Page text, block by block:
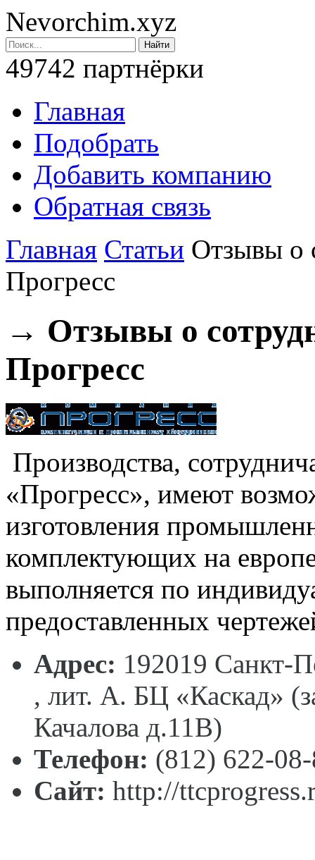
Nevorchim.xyz
49742 партнёрки
Главная
Подобрать
Добавить компанию
Обратная связь
Главная Статьи Отзывы о
Прогресс
→ Отзывы о
Прогресс
Производства,
«Прогресс», имеют
изготовления
комплектующих на
выполняется по
предоставленных
Адрес: 192019 Санкт-
, лит. А. БЦ «Каскад»
Качалова д.11В)
Телефон: (812) 622-
Сайт: http://